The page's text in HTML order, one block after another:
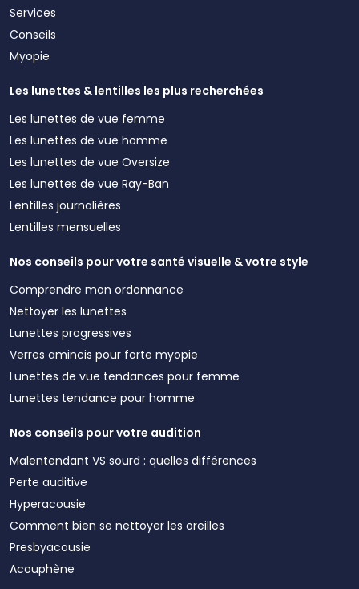
Services
Conseils
Myopie
Les lunettes & lentilles les plus recherchées
Les lunettes de vue femme
Les lunettes de vue homme
Les lunettes de vue Oversize
Les lunettes de vue Ray-Ban
Lentilles journalières
Lentilles mensuelles
Nos conseils pour votre santé visuelle & votre style
Comprendre mon ordonnance
Nettoyer les lunettes
Lunettes progressives
Verres amincis pour forte myopie
Lunettes de vue tendances pour femme
Lunettes tendance pour homme
Nos conseils pour votre audition
Malentendant VS sourd : quelles différences
Perte auditive
Hyperacousie
Comment bien se nettoyer les oreilles
Presbyacousie
Acouphène